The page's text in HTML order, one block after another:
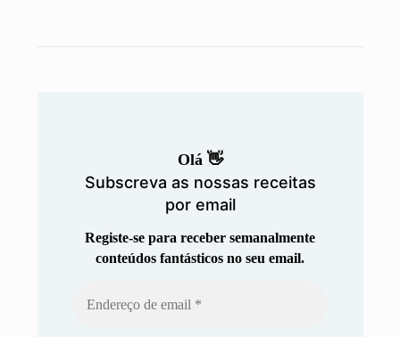
Olá 👋
Subscreva as nossas receitas
por email
Registe-se para receber semanalmente
conteúdos fantásticos no seu email.